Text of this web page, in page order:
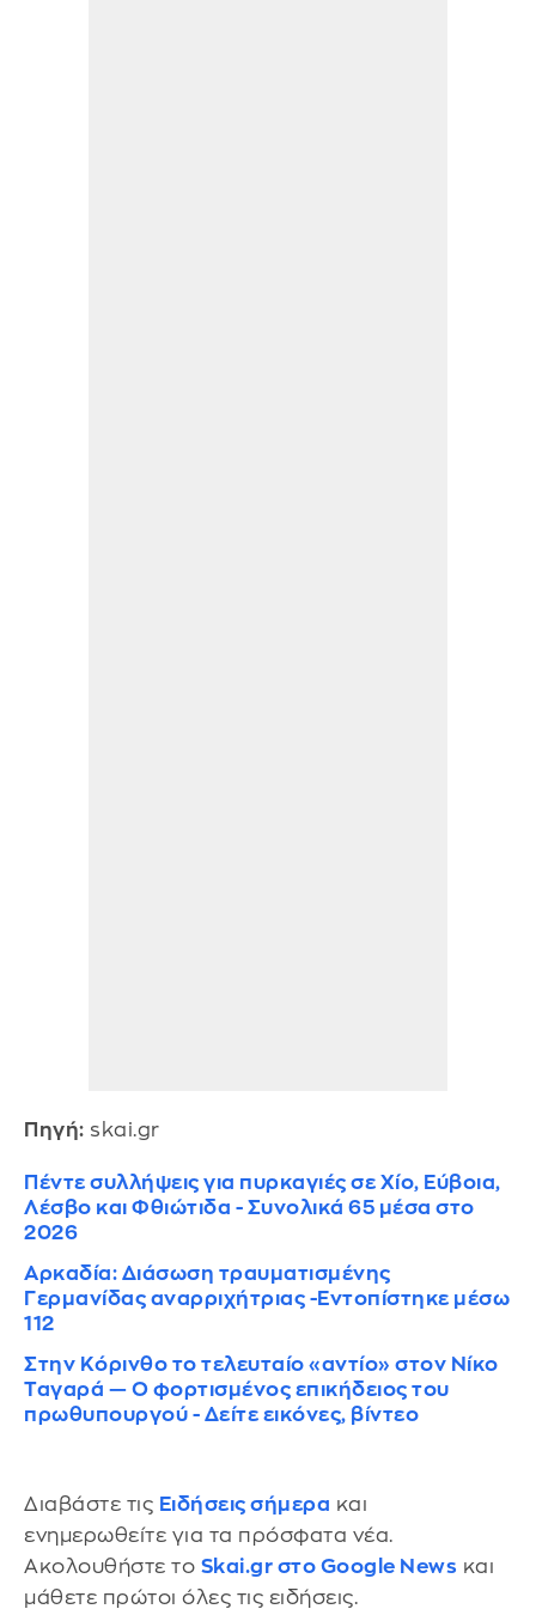
Πηγή: skai.gr
Πέντε συλλήψεις για πυρκαγιές σε Χίο, Εύβοια,
Λέσβο και Φθιώτιδα - Συνολικά 65 μέσα στο
2026
Αρκαδία: Διάσωση τραυματισμένης
Γερμανίδας αναρριχήτριας -Εντοπίστηκε μέσω
112
Στην Κόρινθο το τελευταίο «αντίο» στον Νίκο
Ταγαρά — Ο φορτισμένος επικήδειος του
πρωθυπουργού - Δείτε εικόνες, βίντεο
Διαβάστε τις Ειδήσεις σήμερα και
ενημερωθείτε για τα πρόσφατα νέα.
Ακολουθήστε το Skai.gr στο Google News και
μάθετε πρώτοι όλες τις ειδήσεις.